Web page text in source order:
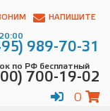
НАПИШИТЕ
989-70-31
по РФ бесплатный
700-19-02
0